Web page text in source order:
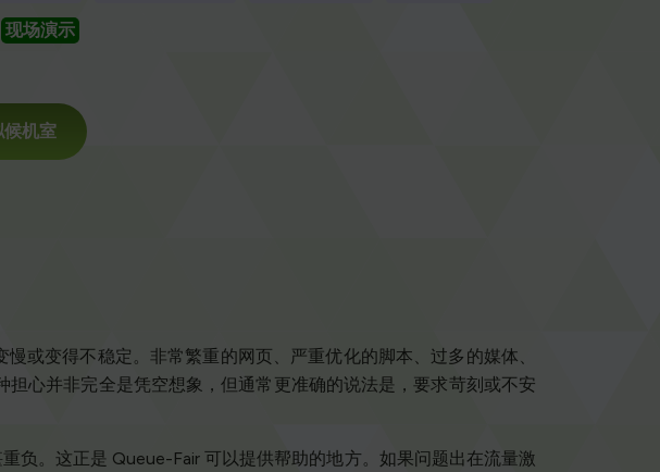
现场演示
机室
或变得不稳定。非常繁重的网页、严重优化的脚本、过多的媒体、
心并非完全是凭空想象，但通常更准确的说法是，要求苛刻或不安
负。这正是 Queue-Fair 可以提供帮助的地方。如果问题出在流量激